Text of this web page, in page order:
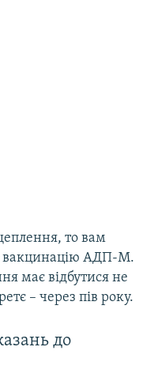
то вам
вакцинацію АДП-М.
має відбутися не
– через пів року.
до